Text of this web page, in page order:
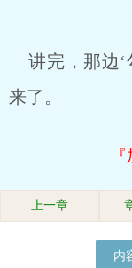
讲完，那边‘
来了。
上一章
内